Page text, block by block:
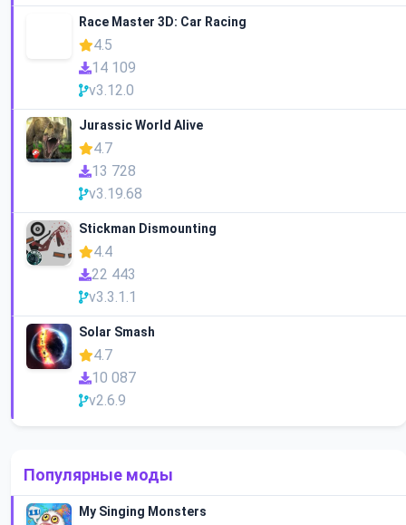
Race Master 3D: Car Racing
4.5
14 109
v3.12.0
Jurassic World Alive
4.7
13 728
v3.19.68
Stickman Dismounting
4.4
22 443
v3.3.1.1
Solar Smash
4.7
10 087
v2.6.9
Популярные моды
My Singing Monsters